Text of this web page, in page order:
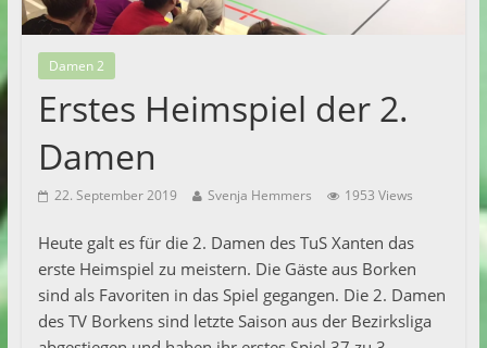
Damen 2
Erstes Heimspiel der 2.
Damen
22. September 2019 Svenja Hemmers 1953 Views
Heute galt es für die 2. Damen des TuS Xanten das
erste Heimspiel zu meistern. Die Gäste aus Borken
sind als Favoriten in das Spiel gegangen. Die 2. Damen
des TV Borkens sind letzte Saison aus der Bezirksliga